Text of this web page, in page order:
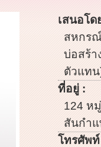
เสนอโด
สหกร
บ่อสร้
ตัวแท
ที่อยู่ :
124 ห
สันกำแ
โทรศัพ